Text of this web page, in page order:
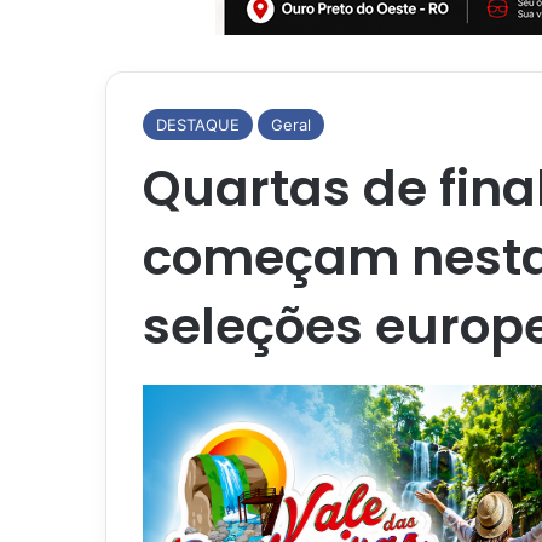
DESTAQUE Geral
Quartas de
começam
seleções